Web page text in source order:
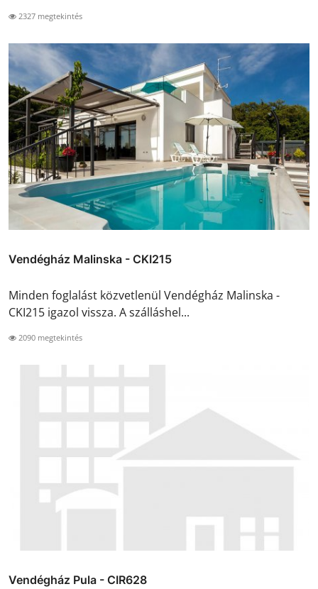
2327 megtekintés
Vendégház Malinska - CKI215
Minden foglalást közvetlenül Vendégház Malinska -
CKI215 igazol vissza. A szálláshel...
2090 megtekintés
Vendégház Pula - CIR628